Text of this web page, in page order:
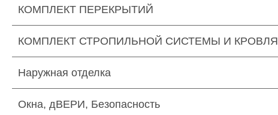
КОМПЛЕКТ ПЕРЕКРЫТИЙ
КОМПЛЕКТ СТРОПИЛЬНОЙ СИСТЕМЫ И КРОВЛЯ
Наружная отделка
Окна, дВЕРИ, Безопасность